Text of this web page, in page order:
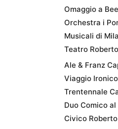
Omaggio a
Orchestra i
Musicali di
Teatro
Ale & Franz
Viaggio
Trentennale
Duo Comico
Civico